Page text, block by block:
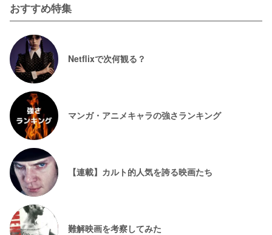
おすすめ特集
Netflixで次何観る？
マンガ・アニメキャラの強さランキング
【連載】カルト的人気を誇る映画たち
難解映画を考察してみた